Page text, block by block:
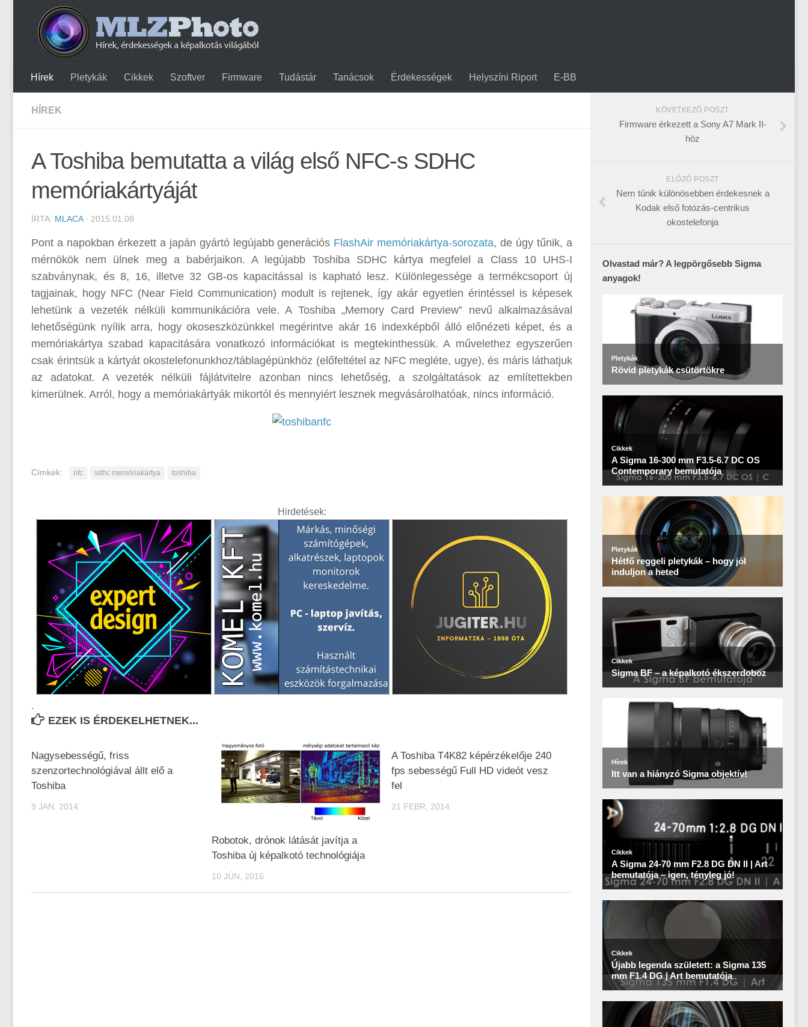
Hírek Pletykák Cikkek Szoftver Firmware Tudástár Tanácsok Érdekességek Helyszíni Riport E-BB
HÍREK
A Toshiba bemutatta a világ első NFC-s SDHC
memóriakártyáját
ÍRTA: MLACA· 2015.01.08
Pont a napokban érkezett a japán gyártó legújabb generációs FlashAir memóriakártya-sorozata, de úgy tűnik, a
mérnökök nem ülnek meg a babérjaikon. A legújabb Toshiba SDHC kártya megfelel a Class 10 UHS-I
szabványnak, és 8, 16, illetve 32 GB-os kapacitással is kapható lesz. Különlegessége a termékcsoport új
tagjainak, hogy NFC (Near Field Communication) modult is rejtenek, így akár egyetlen érintéssel is képesek
lehetünk a vezeték nélküli kommunikációra vele. A Toshiba „Memory Card Preview” nevű alkalmazásával
lehetőségünk nyílik arra, hogy okoseszközünkkel megérintve akár 16 indexképből álló előnézeti képet, és a
memóriakártya szabad kapacitására vonatkozó információkat is megtekinthessük. A művelethez egyszerűen
csak érintsük a kártyát okostelefonunkhoz/táblagépünkhöz (előfeltétel az NFC megléte, ugye), és máris láthatjuk
az adatokat. A vezeték nélküli fájlátvitelre azonban nincs lehetőség, a szolgáltatások az említettekben
kimerülnek. Arról, hogy a memóriakártyák mikortól és mennyiért lesznek megvásárolhatóak, nincs információ.
Címkék: nfc sdhc memóriakártya toshiba
Hirdetések:
.
EZEK IS ÉRDEKELHETNEK...
Nagysebességű, friss
szenzortechnológiával állt elő a
Toshiba
9 JAN, 2014
Robotok, drónok látását javítja a
Toshiba új képalkotó technológiája
10 JÚN, 2016
A Toshiba T4K82 képérzékelője 240
fps sebességű Full HD videót vesz
fel
21 FEBR, 2014
KÖVETKEZŐ POSZT
Firmware érkezett a Sony A7 Mark II-
höz
ELŐZŐ POSZT
Nem tűnik különösebben érdekesnek a
Kodak első fotózás-centrikus
okostelefonja
Olvastad már? A legpörgősebb Sigma
anyagok!